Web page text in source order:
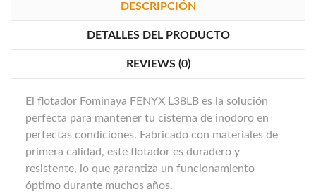
DESCRIPCIÓN
DETALLES DEL PRODUCTO
REVIEWS (0)
El flotador Fominaya FENYX L38LB es la solución
perfecta para mantener tu cisterna de inodoro en
perfectas condiciones. Fabricado con materiales de
primera calidad, este flotador es duradero y
resistente, lo que garantiza un funcionamiento
óptimo durante muchos años.